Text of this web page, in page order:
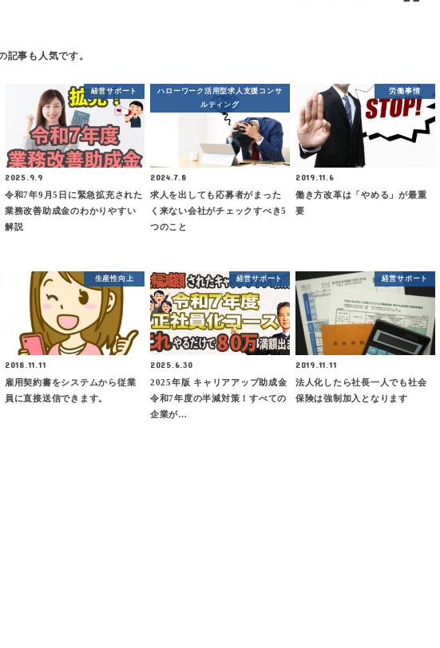
記事も人気です。
経営サポート
2025.9.9
令和7年9月5日に緊急拡充された
業務改善助成金のわかりやすい
解説
ハローワーク活用型求人支援コンサ
ルティング
2024.7.8
求人を出しても応募者がまった
く来ない会社がチェックすべき5
つのこと
労働事情
2019.11.6
働き方改革は「やめる」が最重
要
生産性向上
2018.11.11
雇用契約書をシステムから従業
員に直接送信できます。
経営サポート
2025.6.30
2025年版 キャリアアップ助成金
令和7年度の半減対策！すべての
企業が…
経営サポート
2019.11.11
法人化したら社長一人でも社会
保険は強制加入となります